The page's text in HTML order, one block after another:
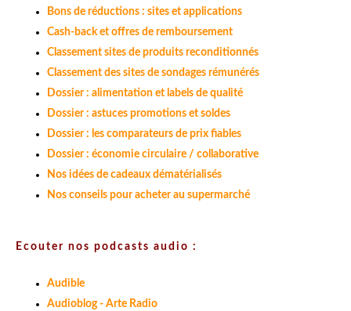
Bons de réductions : sites et applications
Cash-back et offres de remboursement
Classement sites de produits reconditionnés
Classement des sites de sondages rémunérés
Dossier : alimentation et labels de qualité
Dossier : astuces promotions et soldes
Dossier : les comparateurs de prix fiables
Dossier : économie circulaire / collaborative
Nos idées de cadeaux dématérialisés
Nos conseils pour acheter au supermarché
Ecouter nos podcasts audio :
Audible
Audioblog - Arte Radio